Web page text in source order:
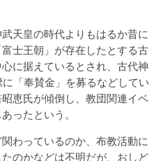
天皇の時代よりもはるか昔に
士王朝」が存在したとする古
に据えているとされ、古代神
「奉賛金」を募るなどしてい
恵氏が傾倒し、教団関連イベ
ったという。
わっているのか、布教活動に
のかなどは不明だが、おしど